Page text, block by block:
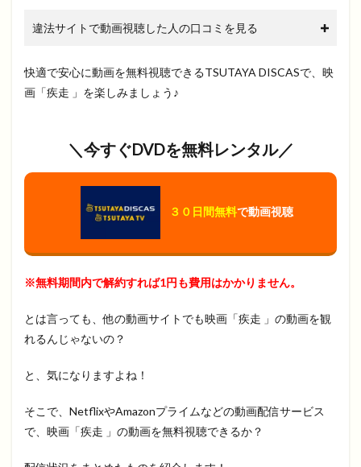
違法サイトで動画視聴した人の口コミを見る
快適で安心に動画を無料視聴できるTSUTAYA DISCASで、映
画「疾走 」を楽しみましょう♪
＼今すぐDVDを無料レンタル／
３０日間無料で動画視聴
※無料期間内で解約すれば1円も費用はかかりません。
とは言っても、他の動画サイトでも映画「疾走 」の動画を観
れるんじゃないの？
と、気になりますよね！
そこで、NetflixやAmazonプライムなどの動画配信サービス
で、映画「疾走 」の動画を無料視聴できるか？